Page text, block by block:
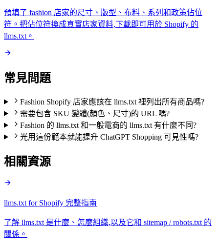
預填了 fashion 店家的尺寸、版型、布料、系列和政策佔位
符。把佔位符換成真實店家資料,下載即可用於 Shopify 的
llms.txt。
常見問題
Fashion Shopify 店家應該在 llms.txt 裡列出所有商品嗎?
需要包含 SKU 變體(顏色、尺寸)的 URL 嗎?
Fashion 的 llms.txt 和一般電商的 llms.txt 有什麼不同?
光用這份範本就能提升 ChatGPT Shopping 可見性嗎?
相關資源
llms.txt for Shopify 完整指南
了解 llms.txt 是什麼、怎麼組織,以及它和 sitemap / robots.txt 的
關係。